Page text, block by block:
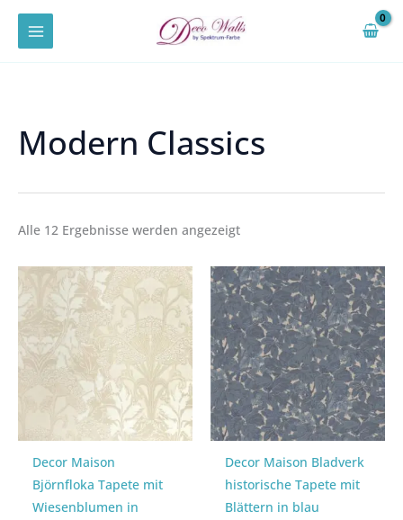
Zum
Inhalt
Modern Classics
Alle 12 Ergebnisse werden angezeigt
Decor Maison
Björnfloka Tapete mit
Wiesenblumen in
Decor Maison Bladverk
historische Tapete mit
Blättern in blau